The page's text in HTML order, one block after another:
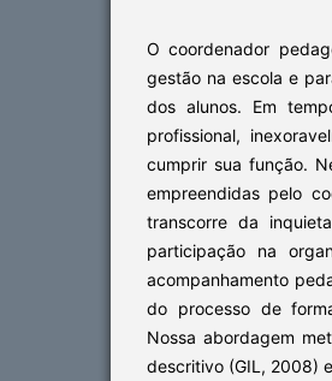
O coordenador
gestão na escola e
dos alunos. Em
profissional,
cumprir sua função.
empreendidas pelo
transcorre da
participação na
acompanhamento
do processo de
Nossa abordagem
descritivo (GIL, 2008)